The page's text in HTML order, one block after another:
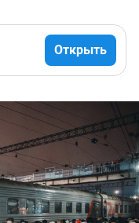
Открыть